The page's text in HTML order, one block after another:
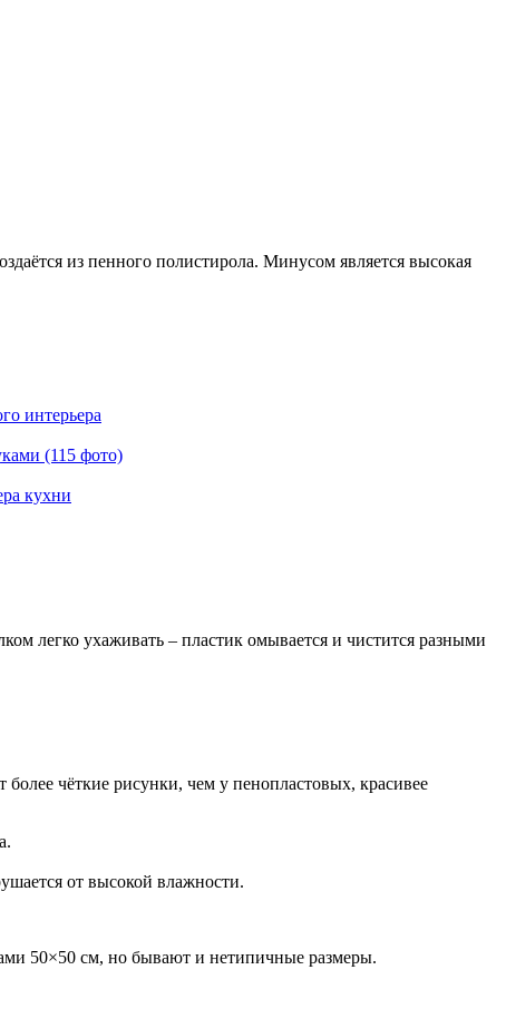
из пенного полистирола. Минусом является высокая
интерьера
(115 фото)
кухни
легко ухаживать – пластик омывается и чистится разными
чёткие рисунки, чем у пенопластовых, красивее
от высокой влажности.
50×50 см, но бывают и нетипичные размеры.